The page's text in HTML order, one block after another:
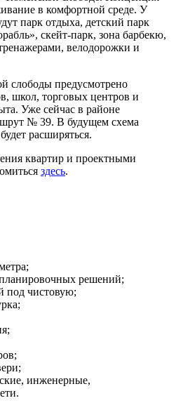
в комфортной среде. У
парк отдыха, детский парк
скейт-парк, зона барбекю,
велодорожки и
слободы предусмотрено
школ, торговых центров и
Уже сейчас в районе
№ 39. В будущем схема
расширяться.
квартир и проектными
здесь.
решений;
под чистовую;
инженерные,